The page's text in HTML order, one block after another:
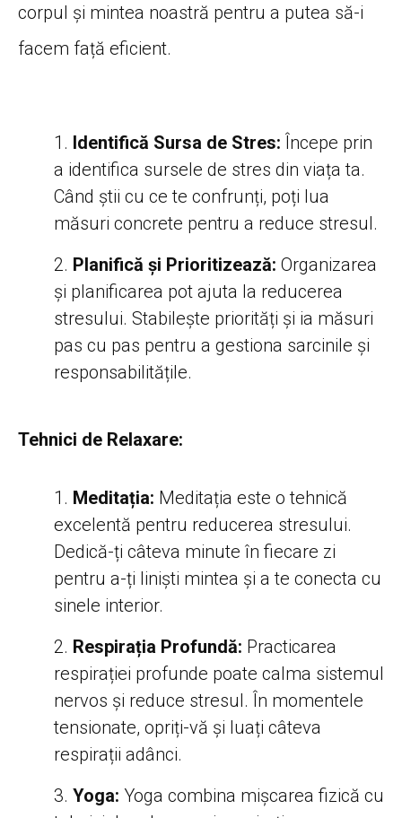
corpul și mintea noastră pentru a putea să-i
facem față eficient.
Identifică Sursa de Stres: Începe prin
a identifica sursele de stres din viața ta.
Când știi cu ce te confrunți, poți lua
măsuri concrete pentru a reduce stresul.
Planifică și Prioritizează: Organizarea
și planificarea pot ajuta la reducerea
stresului. Stabilește priorități și ia măsuri
pas cu pas pentru a gestiona sarcinile și
responsabilitățile.
Tehnici de Relaxare:
Meditația: Meditația este o tehnică
excelentă pentru reducerea stresului.
Dedică-ți câteva minute în fiecare zi
pentru a-ți liniști mintea și a te conecta cu
sinele interior.
Respirația Profundă: Practicarea
respirației profunde poate calma sistemul
nervos și reduce stresul. În momentele
tensionate, opriți-vă și luați câteva
respirații adânci.
Yoga: Yoga combina mișcarea fizică cu